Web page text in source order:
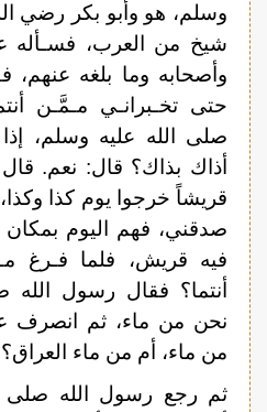
وسلم، هو وأبو بكر رضي
شيخ من العرب،
وأصحابه وما بلغه عنهم،
حتى تخـبرانـي مـمَّـن
صلى الله عليه وسلم، إذا
أذاك بذاك؟ قال: نعم.
قريشاً خرجوا يوم كذا
صدقني، فهم اليوم بمكان
فيه قريش، فلما فـرغ
أنتما؟ فقال رسول الله
نحن من ماء، ثم انصرف
من ماء، أم من ماء العراق؟
ثم رجع رسول الله صلى